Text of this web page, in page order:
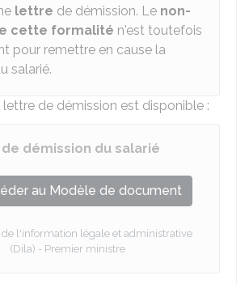
lettre de démission. Le non-
cette formalité n'est toutefois
pour remettre en cause la
salarié.
de démission est disponible :
démission du salarié
au Modèle de document
l'information légale et administrative
(Dila) - Premier ministre